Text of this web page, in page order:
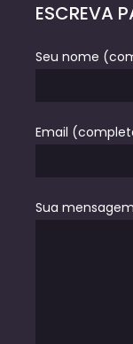
ESCREVA
Seu nome
Email
Sua